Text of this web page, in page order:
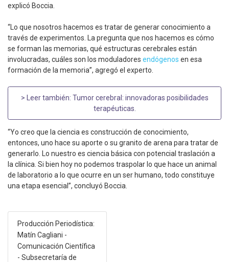
explicó Boccia.
“Lo que nosotros hacemos es tratar de generar conocimiento a
través de experimentos. La pregunta que nos hacemos es cómo
se forman las memorias, qué estructuras cerebrales están
involucradas, cuáles son los moduladores endógenos en esa
formación de la memoria”, agregó el experto.
> Leer también: Tumor cerebral: innovadoras posibilidades
terapéuticas
“Yo creo que la ciencia es construcción de conocimiento,
entonces, uno hace su aporte o su granito de arena para tratar de
generarlo. Lo nuestro es ciencia básica con potencial traslación a
la clínica. Si bien hoy no podemos traspolar lo que hace un animal
de laboratorio a lo que ocurre en un ser humano, todo constituye
una etapa esencial”, concluyó Boccia.
Producción Periodística:
Matín Cagliani -
Comunicación Científica
- Subsecretaría de